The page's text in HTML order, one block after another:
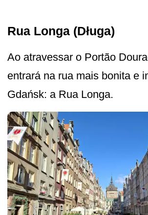
Rua Longa (Długa)
Ao atravessar o Portão
entrará na rua mais bonita e
Gdańsk: a Rua Longa.